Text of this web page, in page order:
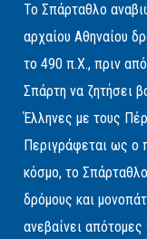
Το Σπάρταθλο
αρχαίου Αθηναίου
το 490 π.Χ., πριν
Σπάρτη να ζητήσει
Έλληνες με τους
Περιγράφεται ως ο
κόσμο, το
δρόμους και
ανεβαίνει